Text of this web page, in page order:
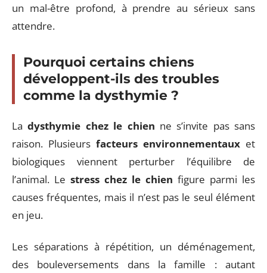
un mal-être profond, à prendre au sérieux sans
attendre.
Pourquoi certains chiens
développent-ils des troubles
comme la dysthymie ?
Ladysthymie chez le chien ne s’invite pas sans
raison. Plusieurs facteurs environnementaux et
biologiques viennent perturber l’équilibre de
l’animal. Le stress chez le chien figure parmi les
causes fréquentes, mais il n’est pas le seul élément
en jeu.
Les séparations à répétition, un déménagement,
des bouleversements dans la famille : autant